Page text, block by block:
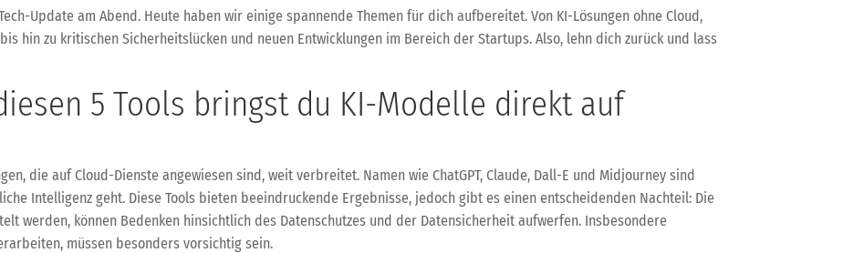
Update am Abend. Heute haben wir einige spannende Themen für dich aufbereitet. Von KI-Lösungen ohne Cloud,
hin zu kritischen Sicherheitslücken und neuen Entwicklungen im Bereich der Startups. Also, lehn dich zurück und lass
5 Tools bringst du KI-Modelle direkt auf
die auf Cloud-Dienste angewiesen sind, weit verbreitet. Namen wie ChatGPT, Claude, Dall-E und Midjourney sind
Intelligenz geht. Diese Tools bieten beeindruckende Ergebnisse, jedoch gibt es einen entscheidenden Nachteil: Die
werden, können Bedenken hinsichtlich des Datenschutzes und der Datensicherheit aufwerfen. Insbesondere
müssen besonders vorsichtig sein.